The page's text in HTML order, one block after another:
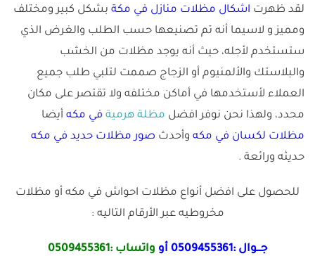
لقد ظهرت اشكال مظلات منازل في مكة بشكل كبير ومختلف
ومميز و لاسيما أنه تم تصنيعها حسب الطلب والغرض الذي
ستستخدم لأجله، حيث أنه يوجد مظلات من الخشب
والبلاستك والألمنيوم أو الزجاج صممت لتلبي طلب جميع
العملاء لأستخدمها في أماكن مختلفه ولا تقتصر على مكان
محدد، ولهذا نحن نوفر افضل مظلة هرمية في مكه أيضا
مظلات لكسان في مكه وأحدث صور مظلات حديد في مكه
حديثه ورائعة .
للحصول على افضل أنواع مظلات احواش في مكه أو مظلات
مخروطيه عبر الأرقام التاليه :
جـــوال :0509455361 أو واتساب :0509455361